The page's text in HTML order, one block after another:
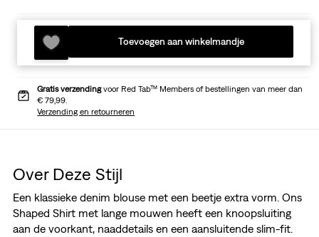
Toevoegen aan winkelmandje
Gratis verzendingvoor Red Tab™ Members of bestellingen van meer dan
€ 79,99.
Verzending en retourneren
Over Deze Stijl
Een klassieke denim blouse met een beetje extra vorm. Ons
Shaped Shirt met lange mouwen heeft een knoopsluiting
aan de voorkant, naaddetails en een aansluitende slim-fit.